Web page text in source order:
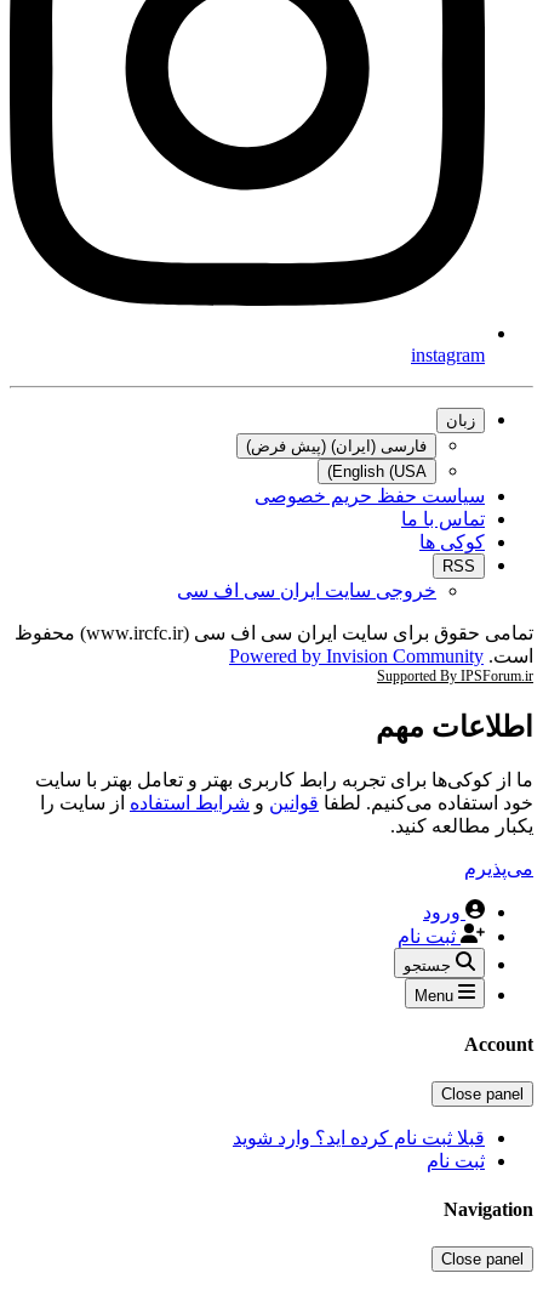
instagram
زبان
فارسی (ایران) (پیش فرض)
English (USA)
سیاست حفظ حریم خصوصی
تماس با ما
کوکی ها
RSS
خروجی سایت ایران سی اف سی
تمامی حقوق برای سایت ایران سی اف سی (www.ircfc.ir) محفوظ
است. Powered by Invision Community
Supported By IPSForum.ir
اطلاعات مهم
ما از کوکی‌ها برای تجربه رابط کاربری بهتر و تعامل بهتر با سایت
خود استفاده می‌کنیم. لطفا قوانین و شرایط استفاده از سایت را
یکبار مطالعه کنید.
می‌پذیرم
ورود
ثبت نام
جستجو
Menu
Account
Close panel
قبلا ثبت نام کرده اید؟ وارد شوید
ثبت نام
Navigation
Close panel